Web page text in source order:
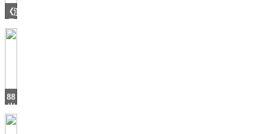
《演
请
五
88
岁
老